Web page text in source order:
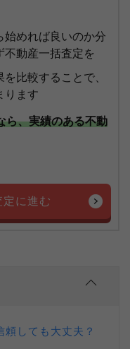
始めれば良いのか分
不動産一括査定を
比較することで、
ります
ら、実績のある不動
定に進む
しても大丈夫？